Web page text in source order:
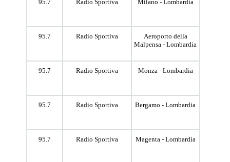
95.7 Radio Sportiva Milano - Lombardia
95.7 Radio Sportiva
Aeroporto della
Malpensa - Lombardia
95.7 Radio Sportiva Monza - Lombardia
95.7 Radio Sportiva Bergamo - Lombardia
95.7 Radio Sportiva Magenta - Lombardia